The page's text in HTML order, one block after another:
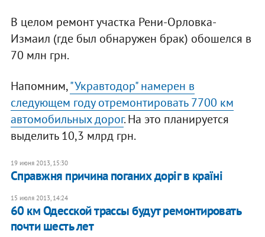
В целом ремонт участка Рени-Орловка-
Измаил (где был обнаружен брак) обошелся в
70 млн грн.
Напомним,"Укравтодор" намерен в
следующем году отремонтировать 7700 км
автомобильных дорог. На это планируется
выделить 10,3 млрд грн.
19 июня 2013, 15:30
Справжня причина поганих доріг в країні
15 июля 2013, 14:24
60 км Одесской трассы будут ремонтировать
почти шесть лет